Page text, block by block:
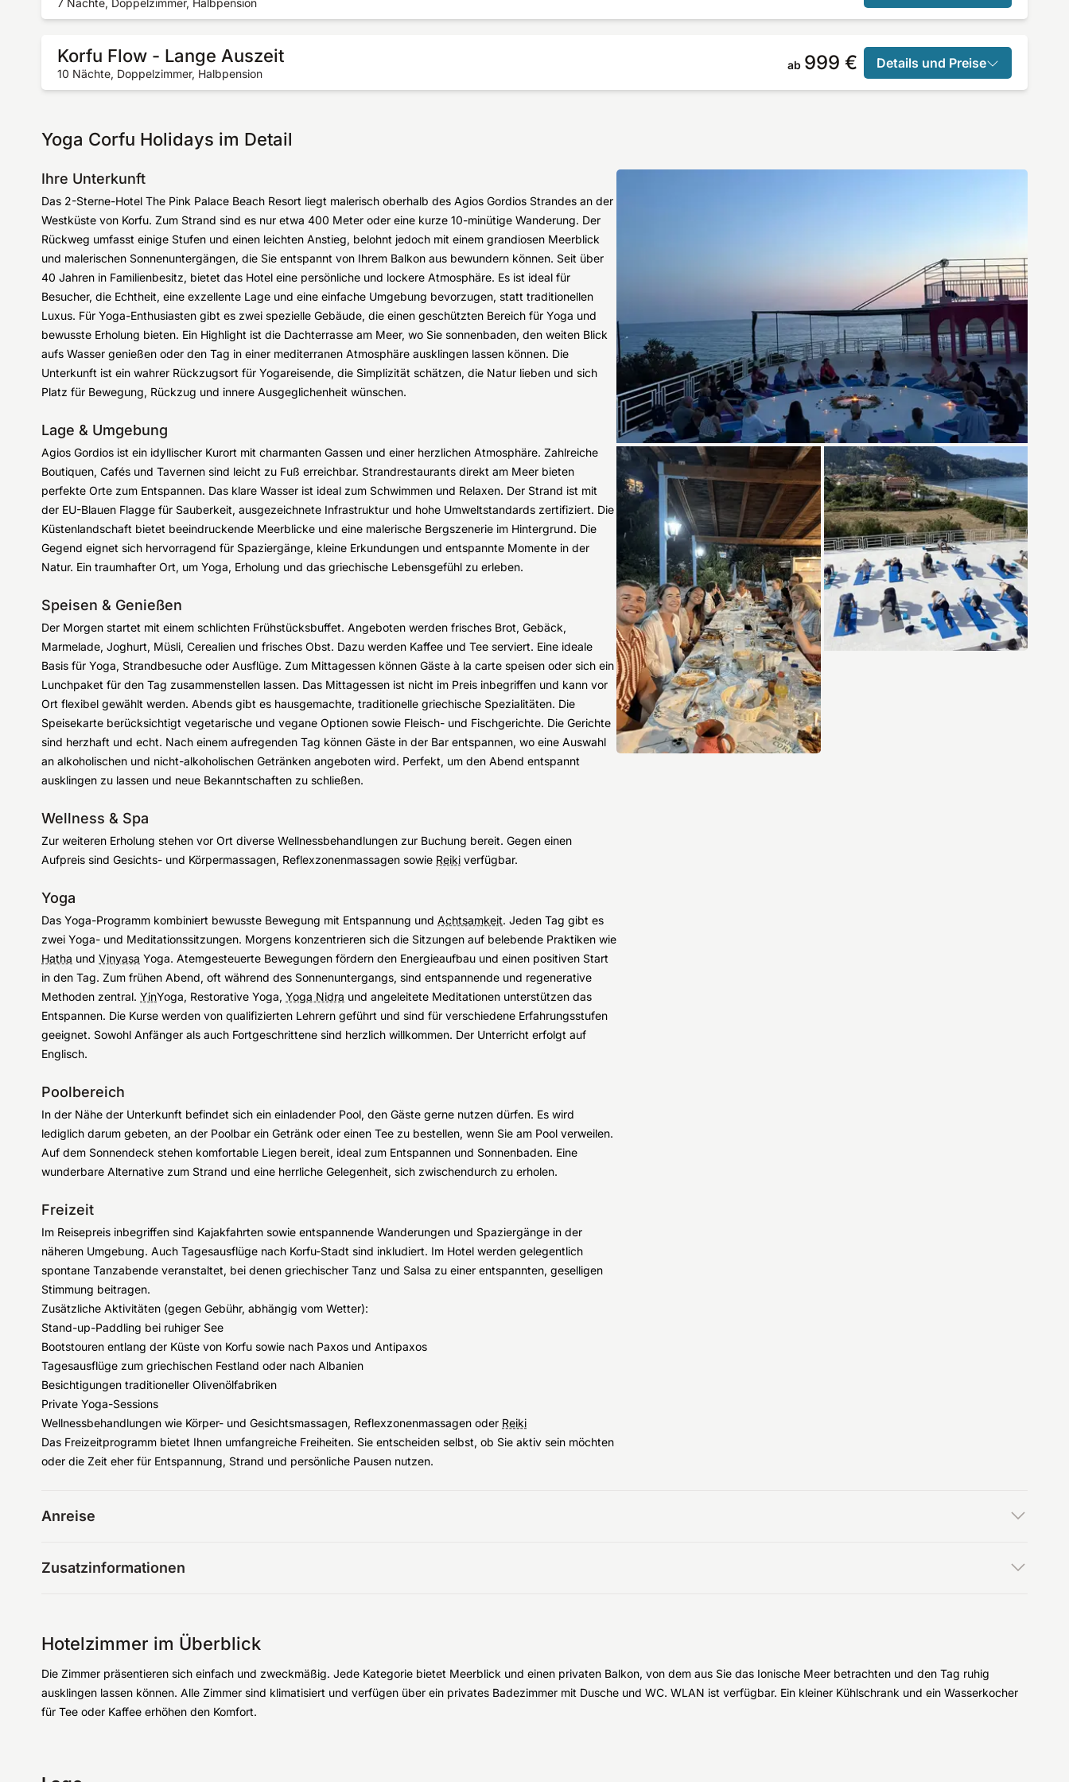
7 Nächte, Doppelzimmer, Halbpension
Korfu Flow - Lange Auszeit
10 Nächte, Doppelzimmer, Halbpension
ab 999 € Details und Preise
Yoga Corfu Holidays im Detail
Ihre Unterkunft
Das 2-Sterne-Hotel The Pink Palace Beach Resort liegt malerisch oberhalb des Agios Gordios Strandes an der
Westküste von Korfu. Zum Strand sind es nur etwa 400 Meter oder eine kurze 10-minütige Wanderung. Der
Rückweg umfasst einige Stufen und einen leichten Anstieg, belohnt jedoch mit einem grandiosen Meerblick
und malerischen Sonnenuntergängen, die Sie entspannt von Ihrem Balkon aus bewundern können. Seit über
40 Jahren in Familienbesitz, bietet das Hotel eine persönliche und lockere Atmosphäre. Es ist ideal für
Besucher, die Echtheit, eine exzellente Lage und eine einfache Umgebung bevorzugen, statt traditionellen
Luxus. Für Yoga-Enthusiasten gibt es zwei spezielle Gebäude, die einen geschützten Bereich für Yoga und
bewusste Erholung bieten. Ein Highlight ist die Dachterrasse am Meer, wo Sie sonnenbaden, den weiten Blick
aufs Wasser genießen oder den Tag in einer mediterranen Atmosphäre ausklingen lassen können. Die
Unterkunft ist ein wahrer Rückzugsort für Yogareisende, die Simplizität schätzen, die Natur lieben und sich
Platz für Bewegung, Rückzug und innere Ausgeglichenheit wünschen.
Lage & Umgebung
Agios Gordios ist ein idyllischer Kurort mit charmanten Gassen und einer herzlichen Atmosphäre. Zahlreiche
Boutiquen, Cafés und Tavernen sind leicht zu Fuß erreichbar. Strandrestaurants direkt am Meer bieten
perfekte Orte zum Entspannen. Das klare Wasser ist ideal zum Schwimmen und Relaxen. Der Strand ist mit
der EU-Blauen Flagge für Sauberkeit, ausgezeichnete Infrastruktur und hohe Umweltstandards zertifiziert. Die
Küstenlandschaft bietet beeindruckende Meerblicke und eine malerische Bergszenerie im Hintergrund. Die
Gegend eignet sich hervorragend für Spaziergänge, kleine Erkundungen und entspannte Momente in der
Natur. Ein traumhafter Ort, um Yoga, Erholung und das griechische Lebensgefühl zu erleben.
Speisen & Genießen
Der Morgen startet mit einem schlichten Frühstücksbuffet. Angeboten werden frisches Brot, Gebäck,
Marmelade, Joghurt, Müsli, Cerealien und frisches Obst. Dazu werden Kaffee und Tee serviert. Eine ideale
Basis für Yoga, Strandbesuche oder Ausflüge. Zum Mittagessen können Gäste à la carte speisen oder sich ein
Lunchpaket für den Tag zusammenstellen lassen. Das Mittagessen ist nicht im Preis inbegriffen und kann vor
Ort flexibel gewählt werden. Abends gibt es hausgemachte, traditionelle griechische Spezialitäten. Die
Speisekarte berücksichtigt vegetarische und vegane Optionen sowie Fleisch- und Fischgerichte. Die Gerichte
sind herzhaft und echt. Nach einem aufregenden Tag können Gäste in der Bar entspannen, wo eine Auswahl
an alkoholischen und nicht-alkoholischen Getränken angeboten wird. Perfekt, um den Abend entspannt
ausklingen zu lassen und neue Bekanntschaften zu schließen.
Wellness & Spa
Zur weiteren Erholung stehen vor Ort diverse Wellnessbehandlungen zur Buchung bereit. Gegen einen
Aufpreis sind Gesichts- und Körpermassagen, Reflexzonenmassagen sowie Reiki verfügbar.
Yoga
Das Yoga-Programm kombiniert bewusste Bewegung mit Entspannung und Achtsamkeit. Jeden Tag gibt es
zwei Yoga- und Meditationssitzungen. Morgens konzentrieren sich die Sitzungen auf belebende Praktiken wie
Hatha und Vinyasa Yoga. Atemgesteuerte Bewegungen fördern den Energieaufbau und einen positiven Start
in den Tag. Zum frühen Abend, oft während des Sonnenuntergangs, sind entspannende und regenerative
Methoden zentral. YinYoga, Restorative Yoga, Yoga Nidra und angeleitete Meditationen unterstützen das
Entspannen. Die Kurse werden von qualifizierten Lehrern geführt und sind für verschiedene Erfahrungsstufen
geeignet. Sowohl Anfänger als auch Fortgeschrittene sind herzlich willkommen. Der Unterricht erfolgt auf
Englisch.
Poolbereich
In der Nähe der Unterkunft befindet sich ein einladender Pool, den Gäste gerne nutzen dürfen. Es wird
lediglich darum gebeten, an der Poolbar ein Getränk oder einen Tee zu bestellen, wenn Sie am Pool verweilen.
Auf dem Sonnendeck stehen komfortable Liegen bereit, ideal zum Entspannen und Sonnenbaden. Eine
wunderbare Alternative zum Strand und eine herrliche Gelegenheit, sich zwischendurch zu erholen.
Freizeit
Im Reisepreis inbegriffen sind Kajakfahrten sowie entspannende Wanderungen und Spaziergänge in der
näheren Umgebung. Auch Tagesausflüge nach Korfu-Stadt sind inkludiert. Im Hotel werden gelegentlich
spontane Tanzabende veranstaltet, bei denen griechischer Tanz und Salsa zu einer entspannten, geselligen
Stimmung beitragen.
Zusätzliche Aktivitäten (gegen Gebühr, abhängig vom Wetter):
Stand-up-Paddling bei ruhiger See
Bootstouren entlang der Küste von Korfu sowie nach Paxos und Antipaxos
Tagesausflüge zum griechischen Festland oder nach Albanien
Besichtigungen traditioneller Olivenölfabriken
Private Yoga-Sessions
Wellnessbehandlungen wie Körper- und Gesichtsmassagen, Reflexzonenmassagen oder Reiki
Das Freizeitprogramm bietet Ihnen umfangreiche Freiheiten. Sie entscheiden selbst, ob Sie aktiv sein möchten
oder die Zeit eher für Entspannung, Strand und persönliche Pausen nutzen.
Anreise
Zusatzinformationen
Hotelzimmer im Überblick
Die Zimmer präsentieren sich einfach und zweckmäßig. Jede Kategorie bietet Meerblick und einen privaten Balkon, von dem aus Sie das Ionische Meer betrachten und den Tag ruhig
ausklingen lassen können. Alle Zimmer sind klimatisiert und verfügen über ein privates Badezimmer mit Dusche und WC. WLAN ist verfügbar. Ein kleiner Kühlschrank und ein Wasserkocher
für Tee oder Kaffee erhöhen den Komfort.